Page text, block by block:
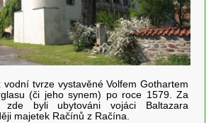
vodní tvrze vystavěné Volfem Gothartem
(či jeho synem) po roce 1579. Za
zde byli ubytováni vojáci Baltazara
majetek Račínů z Račína.